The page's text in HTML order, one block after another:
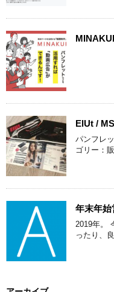
ElUt /
パンフレ
ゴリー：
年末年始
2019年。
ったり、